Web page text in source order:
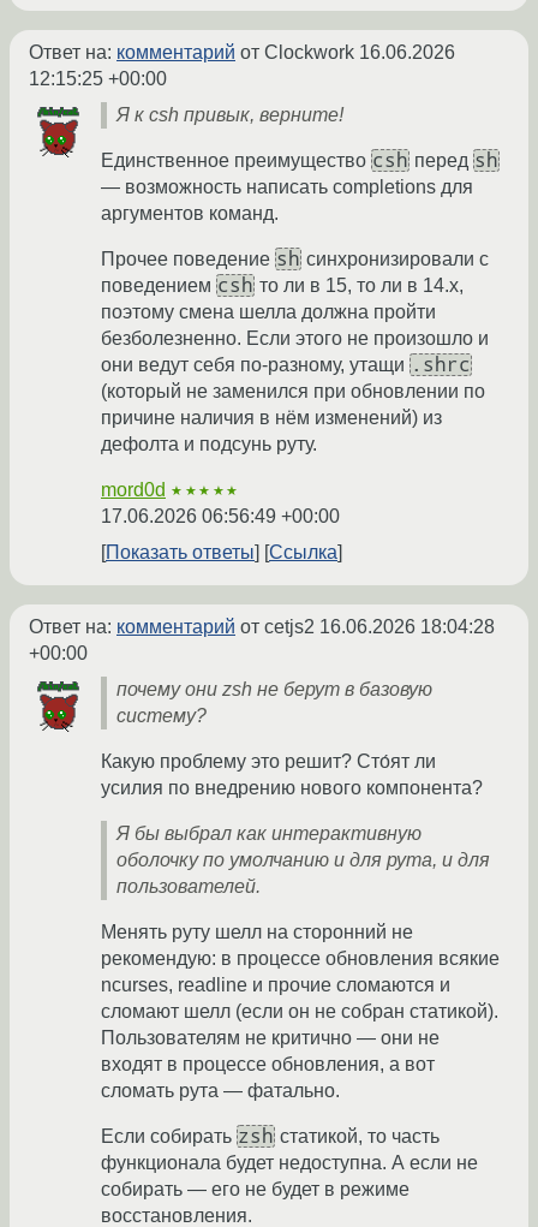
Ответ на: комментарий от Clockwork 16.06.2026
12:15:25 +00:00
Я к csh привык, верните!
Единственное преимущество csh перед sh
— возможность написать completions для
аргументов команд.
Прочее поведение sh синхронизировали с
поведением csh то ли в 15, то ли в 14.x,
поэтому смена шелла должна пройти
безболезненно. Если этого не произошло и
они ведут себя по-разному, утащи .shrc
(который не заменился при обновлении по
причине наличия в нём изменений) из
дефолта и подсунь руту.
mord0d ★★★★★
17.06.2026 06:56:49 +00:00
Показать ответы
Ссылка
Ответ на: комментарий от cetjs2 16.06.2026 18:04:28
+00:00
почему они zsh не берут в базовую
систему?
Какую проблему это решит? Сто́ят ли
усилия по внедрению нового компонента?
Я бы выбрал как интерактивную
оболочку по умолчанию и для рута, и для
пользователей.
Менять руту шелл на сторонний не
рекомендую: в процессе обновления всякие
ncurses, readline и прочие сломаются и
сломают шелл (если он не собран статикой).
Пользователям не критично — они не
входят в процессе обновления, а вот
сломать рута — фатально.
Если собирать zsh статикой, то часть
функционала будет недоступна. А если не
собирать — его не будет в режиме
восстановления.